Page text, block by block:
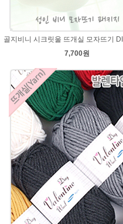
골지비니 시크릿울 뜨개실 모자뜨기
7,700원